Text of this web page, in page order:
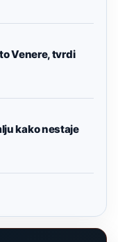
Venere, tvrdi
kako nestaje